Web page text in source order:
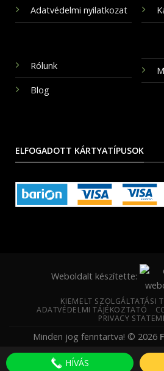
Adatvédelmi nyilatkozat
Rólunk
Blog
ELFOGADOTT KÁRTYATÍPUSOK
Weboldalt készítette:
KIEMELT SZOLGÁLTATÁSI
ADATVÉDELMI TÁJÉKOZTATÓ
PRIVACY
Minden jog fenntartva! © 2026
HÍVÁS